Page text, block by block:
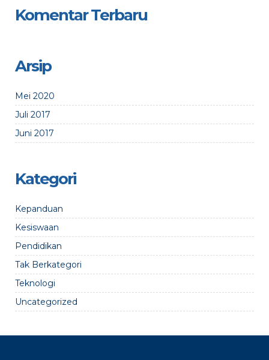
Komentar Terbaru
Arsip
Mei 2020
Juli 2017
Juni 2017
Kategori
Kepanduan
Kesiswaan
Pendidikan
Tak Berkategori
Teknologi
Uncategorized